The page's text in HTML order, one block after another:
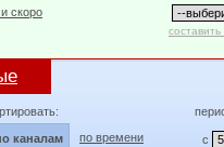
скоро
каналам по времени с